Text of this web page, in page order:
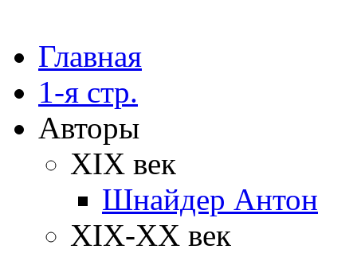
Главная
1-я стр.
Авторы
XIX век
Шнайдер Антон
XIX-XX век